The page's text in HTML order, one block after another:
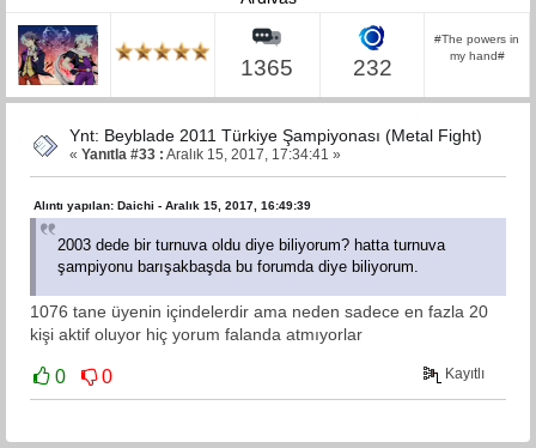
1365 232
#The powers in
my hand#
Ynt: Beyblade 2011 Türkiye Şampiyonası (Metal Fight)
« Yanıtla #33 : Aralık 15, 2017, 17:34:41 »
Alıntı yapılan: Daichi - Aralık 15, 2017, 16:49:39
2003 dede bir turnuva oldu diye biliyorum? hatta turnuva
şampiyonu barışakbaşda bu forumda diye biliyorum.
1076 tane üyenin içindelerdir ama neden sadece en fazla 20
kişi aktif oluyor hiç yorum falanda atmıyorlar
0 0 Kayıtlı